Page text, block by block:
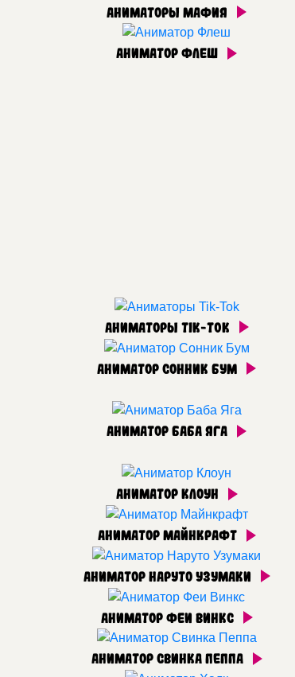
Аниматоры Мафия
Аниматор Флеш
Аниматоры Tik-Tok
Аниматор Сонник Бум
Аниматор Баба Яга
Аниматор Клоун
Аниматор Майнкрафт
Аниматор Наруто Узумаки
Аниматор Феи Винкс
Аниматор Свинка Пеппа